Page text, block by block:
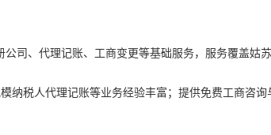
司、代理记账、工商变更等基础服务，服务覆盖姑苏
纳税人代理记账等业务经验丰富；提供免费工商咨询